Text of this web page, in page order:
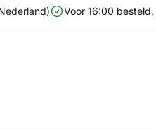
Voor 16:00 besteld,